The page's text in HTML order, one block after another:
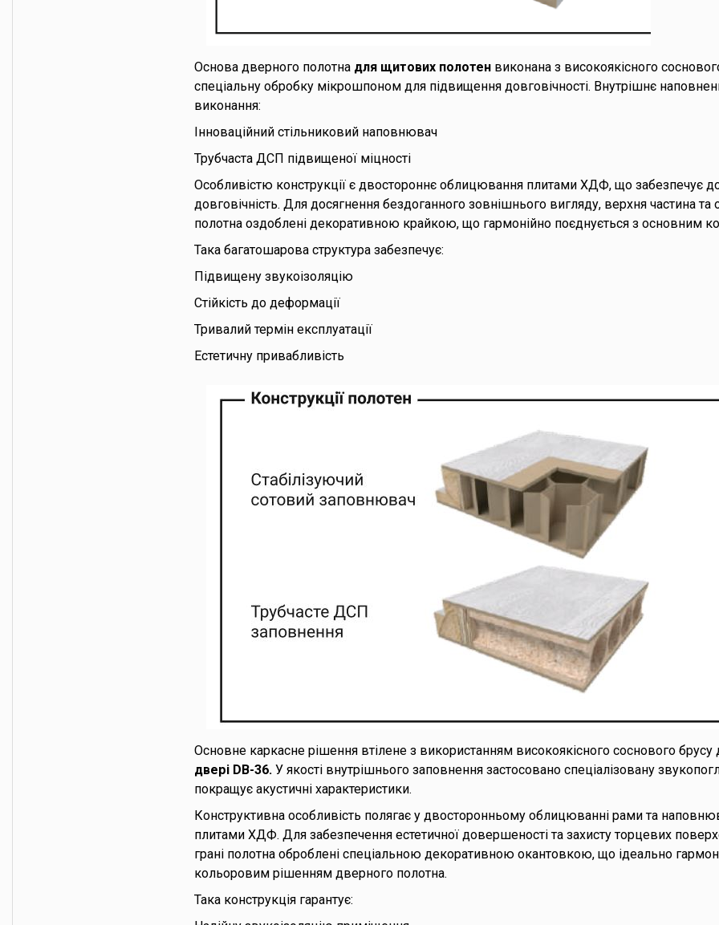
Основа дверного полотна для щитових полотен виконана з високоякісного
спеціальну обробку мікрошпоном для підвищення довговічності. Внутрішнє
виконання:
Інноваційний стільниковий наповнювач
Трубчаста ДСП підвищеної міцності
Особливістю конструкції є двостороннє облицювання плитами ХДФ, що забезпечує
довговічність. Для досягнення бездоганного зовнішнього вигляду, верхня частина та
полотна оздоблені декоративною крайкою, що гармонійно поєднується з основним
Така багатошарова структура забезпечує:
Підвищену звукоізоляцію
Стійкість до деформації
Тривалий термін експлуатації
Естетичну привабливість
Основне каркасне рішення втілене з використанням високоякісного соснового брусу
двері DB-36. У якості внутрішнього заповнення застосовано спеціалізовану
покращує акустичні характеристики.
Конструктивна особливість полягає у двосторонньому облицюванні рами та
плитами ХДФ. Для забезпечення естетичної довершеності та захисту торцевих
грані полотна оброблені спеціальною декоративною окантовкою, що ідеально
кольоровим рішенням дверного полотна.
Така конструкція гарантує: